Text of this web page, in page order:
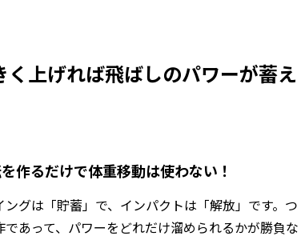
上げれば飛ばしのパワーが蓄え
作るだけで体重移動は使わない！
グは「貯蓄」で、インパクトは「解放」です。つ
あって、パワーをどれだけ溜められるかが勝負な